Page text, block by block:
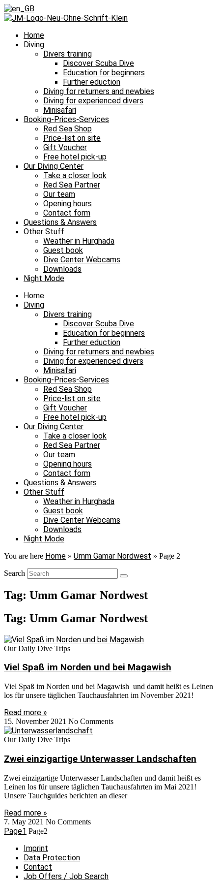
Home
Diving
Divers training
Discover Scuba Dive
Education for beginners
Further eduction
Diving for returners and newbies
Diving for experienced divers
Minisafari
Booking-Prices-Services
Red Sea Shop
Price-list on site
Gift Voucher
Free hotel pick-up
Our Diving Center
Take a closer look
Red Sea Partner
Our team
Opening hours
Contact form
Questions & Answers
Other Stuff
Weather in Hurghada
Guest book
Dive Center Webcams
Downloads
Night Mode
Home
Diving
Divers training
Discover Scuba Dive
Education for beginners
Further eduction
Diving for returners and newbies
Diving for experienced divers
Minisafari
Booking-Prices-Services
Red Sea Shop
Price-list on site
Gift Voucher
Free hotel pick-up
Our Diving Center
Take a closer look
Red Sea Partner
Our team
Opening hours
Contact form
Questions & Answers
Other Stuff
Weather in Hurghada
Guest book
Dive Center Webcams
Downloads
Night Mode
You are here Home » Umm Gamar Nordwest » Page 2
Search
Tag: Umm Gamar Nordwest
Tag: Umm Gamar Nordwest
Our Daily Dive Trips
Viel Spaß im Norden und bei Magawish
Viel Spaß im Norden und bei Magawish und damit heißt es Leinen
los für unsere täglichen Tauchausfahrten im November 2021!
Read more »
15. November 2021 No Comments
Our Daily Dive Trips
Zwei einzigartige Unterwasser Landschaften
Zwei einzigartige Unterwasser Landschaften und damit heißt es
Leinen los für unsere täglichen Tauchausfahrten im Mai 2021!
Unsere Tauchguides berichten an dieser
Read more »
7. May 2021 No Comments
Page1 Page2
Imprint
Data Protection
Contact
Job Offers / Job Search